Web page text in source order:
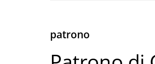
patrono